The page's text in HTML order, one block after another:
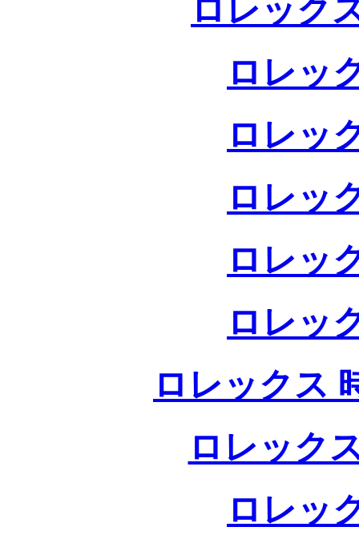
ロレック
ロレッ
ロレッ
ロレッ
ロレッ
ロレッ
ロレックス
ロレック
ロレッ